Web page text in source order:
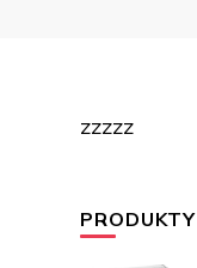
zzzzz
PRODUKTY